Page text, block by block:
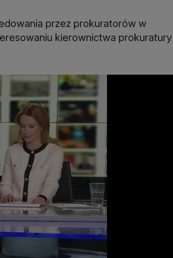
przez prokuratorów w
kierownictwa prokuratury